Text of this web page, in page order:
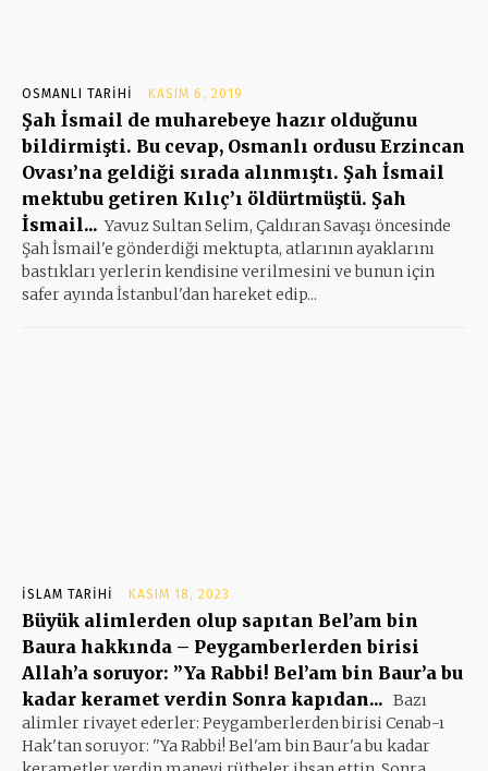
OSMANLI TARIHI KASIM 6, 2019
Şah İsmail de muharebeye hazır olduğunu
bildirmişti. Bu cevap, Osmanlı ordusu Erzincan
Ovası’na geldiği sırada alınmıştı. Şah İsmail
mektubu getiren Kılıç’ı öldürtmüştü. Şah
İsmail... Yavuz Sultan Selim, Çaldıran Savaşı öncesinde
Şah İsmail'e gönderdiği mektupta, atlarının ayaklarını
bastıkları yerlerin kendisine verilmesini ve bunun için
safer ayında İstanbul'dan hareket edip...
İSLAM TARIHI KASIM 18, 2023
Büyük alimlerden olup sapıtan Bel’am bin
Baura hakkında – Peygamberlerden birisi
Allah’a soruyor: ”Ya Rabbi! Bel’am bin Baur’a bu
kadar keramet verdin Sonra kapıdan... Bazı
alimler rivayet ederler: Peygamberlerden birisi Cenab-ı
Hak'tan soruyor: ''Ya Rabbi! Bel'am bin Baur'a bu kadar